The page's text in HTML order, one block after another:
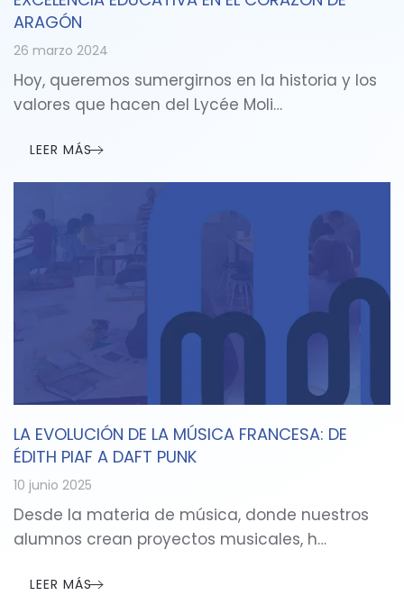
ARAGÓN
26 marzo 2024
Hoy, queremos sumergirnos en la historia y los
valores que hacen del Lycée Moli…
LEER MÁS
LA EVOLUCIÓN DE LA MÚSICA FRANCESA: DE
ÉDITH PIAF A DAFT PUNK
10 junio 2025
Desde la materia de música, donde nuestros
alumnos crean proyectos musicales, h…
LEER MÁS